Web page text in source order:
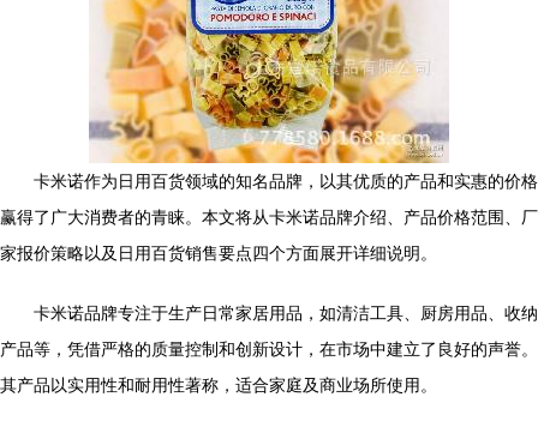
卡米诺作为日用百货领域的知名品牌，以其优质的产品和实惠的价格
赢得了广大消费者的青睐。本文将从卡米诺品牌介绍、产品价格范围、厂
家报价策略以及日用百货销售要点四个方面展开详细说明。
卡米诺品牌专注于生产日常家居用品，如清洁工具、厨房用品、收纳
产品等，凭借严格的质量控制和创新设计，在市场中建立了良好的声誉。
其产品以实用性和耐用性著称，适合家庭及商业场所使用。